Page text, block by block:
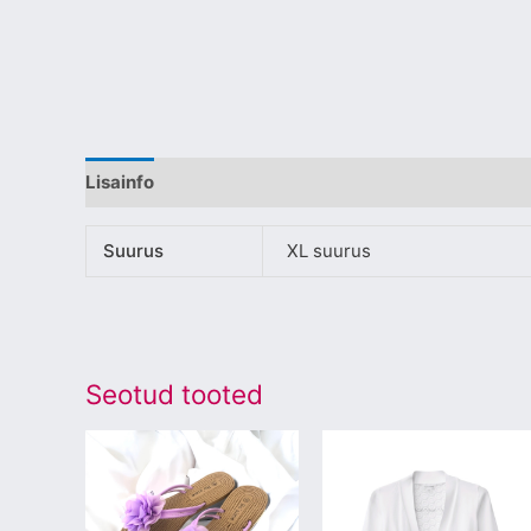
Lisainfo
Suurus XL suurus
Seotud tooted
Sellel
tootel
on
tootel
on